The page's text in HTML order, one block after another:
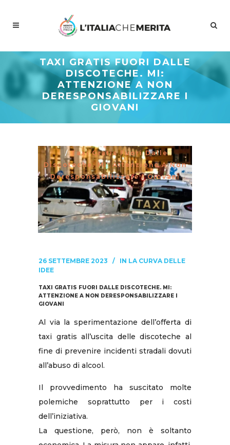
TAXI GRATIS FUORI DALLE
DISCOTECHE. MI:
ATTENZIONE A NON
DERESPONSABILIZZARE I
GIOVANI
/Taxi Gratis Fuori Dalle
Discoteche. MI: Attenzione A Non
Deresponsabilizzare I Giovani
26 SETTEMBRE 2023 IN LA CURVA DELLE
IDEE
TAXI GRATIS FUORI DALLE DISCOTECHE. MI:
ATTENZIONE A NON DERESPONSABILIZZARE I
GIOVANI
Al via la sperimentazione dell’offerta di
taxi gratis all’uscita delle discoteche al
fine di prevenire incidenti stradali dovuti
all’abuso di alcool.
Il provvedimento ha suscitato molte
polemiche soprattutto per i costi
dell’iniziativa.
La questione, però, non è soltanto